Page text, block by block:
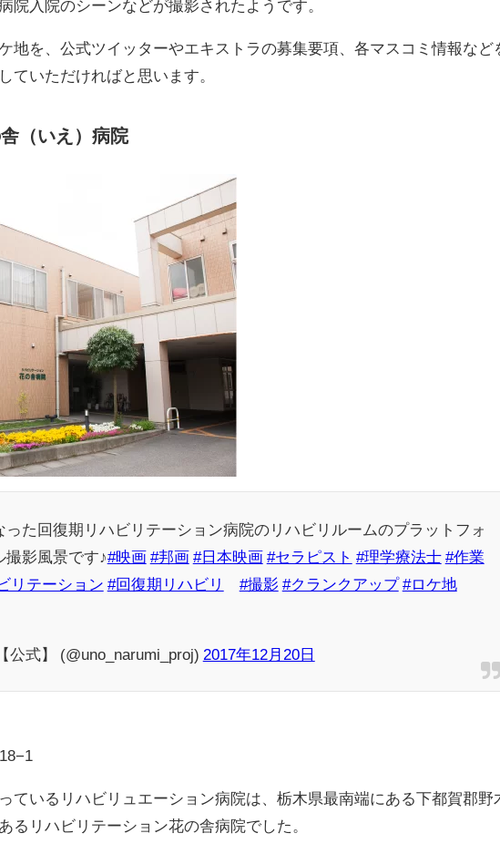
院入院のシーンなどが撮影されたようです。
地を、公式ツイッターやエキストラの募集要項、各マスコミ情報など
ていただければと思います。
（いえ）病院
た回復期リハビリテーション病院のリハビリルームのプラットフォ
撮影風景です♪#映画 #邦画 #日本映画 #セラピスト #理学療法士 #作業
リテーション #回復期リハビリ #撮影 #クランクアップ #ロケ地
式】 (@uno_narumi_proj) 2017年12月20日
ているリハビリュエーション病院は、栃木県最南端にある下都賀郡野
るリハビリテーション花の舎病院でした。